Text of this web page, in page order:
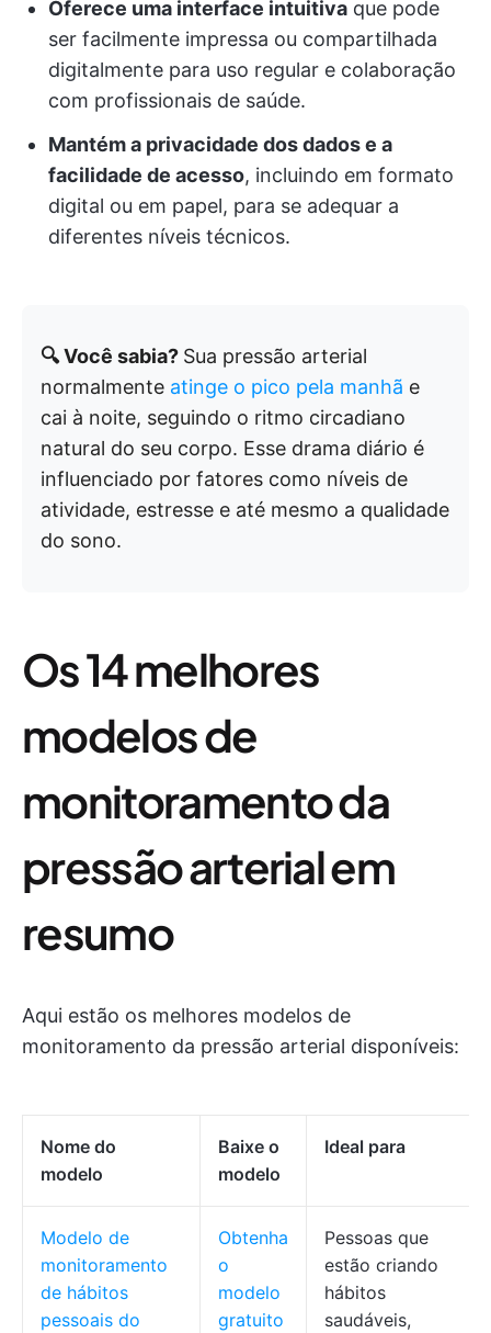
Oferece uma interface intuitiva que pode
ser facilmente impressa ou compartilhada
digitalmente para uso regular e colaboração
com profissionais de saúde.
Mantém a privacidade dos dados e a
facilidade de acesso, incluindo em formato
digital ou em papel, para se adequar a
diferentes níveis técnicos.
🔍 Você sabia? Sua pressão arterial
normalmente atinge o pico pela manhã e
cai à noite, seguindo o ritmo circadiano
natural do seu corpo. Esse drama diário é
influenciado por fatores como níveis de
atividade, estresse e até mesmo a qualidade
do sono.
Os 14 melhores
modelos de
monitoramento da
pressão arterial em
resumo
Aqui estão os melhores modelos de
monitoramento da pressão arterial disponíveis:
Nome do
modelo
Baixe o
modelo
Ideal para
Modelo de
monitoramento
de hábitos
pessoais do
Obtenha
o
modelo
gratuito
Pessoas que
estão criando
hábitos
saudáveis,